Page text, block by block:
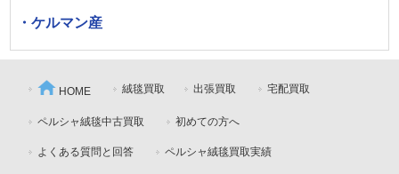
・ケルマン産
HOME 絨毯買取 出張買取 宅配買取
ペルシャ絨毯中古買取 初めての方へ
よくある質問と回答 ペルシャ絨毯買取実績